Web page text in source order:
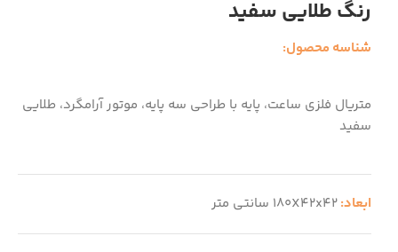
رنگ طلایی سفید
شناسه محصول:
متریال فلزی ساعت، پایه با طراحی سه پایه، موتور آرامگرد، طلایی
سفید
ابعاد:180X42x42 سانتی متر